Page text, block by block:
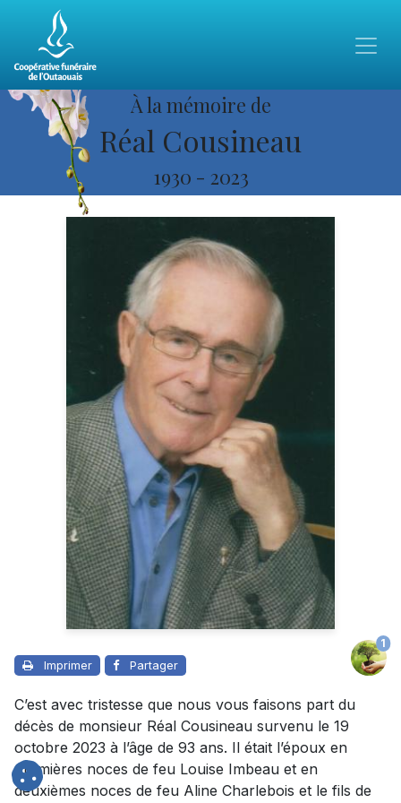
À la mémoire de
Réal Cousineau
1930 - 2023
Imprimer Partager
1
C’est avec tristesse que nous vous faisons part du
décès de monsieur Réal Cousineau survenu le 19
octobre 2023 à l’âge de 93 ans. Il était l’époux en
premières noces de feu Louise Imbeau et en
deuxièmes noces de feu Aline Charlebois et le fils de